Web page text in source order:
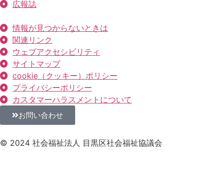
広報誌
情報が見つからないときは
関連リンク
ウェブアクセシビリティ
サイトマップ
cookie（クッキー）ポリシー
プライバシーポリシー
カスタマーハラスメントについて
お問い合わせ
© 2024 社会福祉法人 目黒区社会福祉協議会